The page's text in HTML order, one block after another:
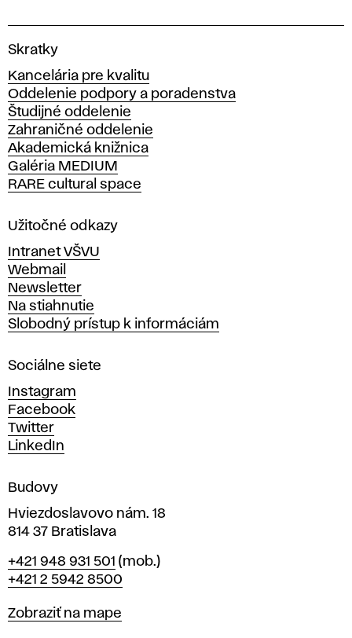
V
s
o
k
á
š
k
o
a
ý
t
v
a
r
ý
c
h
u
m
e
í
v
r
a
i
Skratky
Kancelária pre kvalitu
Oddelenie podpory a poradenstva
Študijné oddelenie
Zahraničné oddelenie
Akademická knižnica
Galéria MEDIUM
RARE cultural space
Užitočné odkazy
Intranet VŠVU
Webmail
Newsletter
Na stiahnutie
Slobodný prístup k informáciám
Sociálne siete
Instagram
Facebook
Twitter
LinkedIn
Budovy
Hviezdoslavovo nám. 18
814 37 Bratislava
Telefón
+421 948 931 501 (mob.)
+421 2 5942 8500
Mapa
Zobraziť na mape